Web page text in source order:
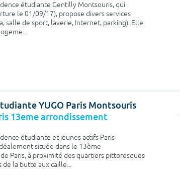
étudiante Gentilly Montsouris, qui
le 01/09/17), propose divers services
salle de sport, laverie, Internet, parking). Elle
YUGO Paris Montsouris
13eme arrondissement
étudiante et jeunes actifs Paris
située dans le 13ème
Paris, à proximité des quartiers pittoresques
de la butte aux caille...